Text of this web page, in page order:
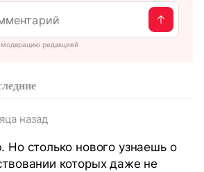
редакцией
назад
Но столько нового узнаешь о
которых даже не